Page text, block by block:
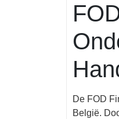
De FOD
België.